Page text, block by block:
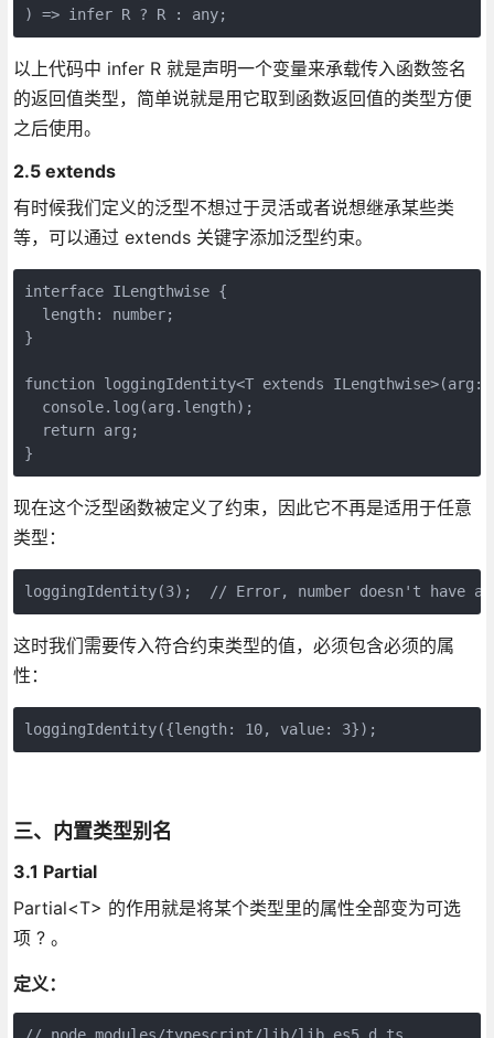
以上代码中 infer R 就是声明一个变量来承载传入函数签名
的返回值类型，简单说就是用它取到函数返回值的类型方便
之后使用。
2.5 extends
有时候我们定义的泛型不想过于灵活或者说想继承某些类
等，可以通过 extends 关键字添加泛型约束。
interface ILengthwise {
  length: number;
}
function loggingIdentity<T extends
  console.log(arg.length);
  return arg;
现在这个泛型函数被定义了约束，因此它不再是适用于任意
类型：
这时我们需要传入符合约束类型的值，必须包含必须的属
性：
loggingIdentity({length: 10, value: 3});
三、内置类型别名
3.1 Partial
Partial<T> 的作用就是将某个类型里的属性全部变为可选
项 ? 。
定义：
// node_modules/typescript/lib/lib.es5.d.ts